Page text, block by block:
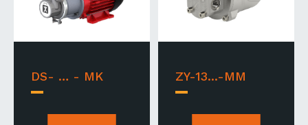
DS- … - MK ZY-13...-MM